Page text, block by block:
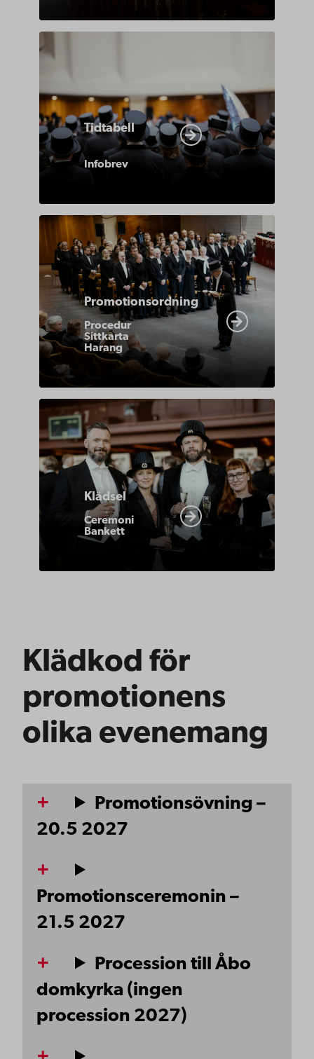
Tidtabell
Infobrev
Promotionsordning
Procedur
Sittkarta
Harang
Klädsel
Ceremoni
Bankett
Klädkod för
promotionens
olika evenemang
Promotionsövning –
20.5 2027
Promotionsceremonin –
21.5 2027
Procession till Åbo
domkyrka (ingen
procession 2027)